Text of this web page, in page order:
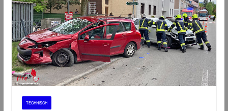
TECHNISCH